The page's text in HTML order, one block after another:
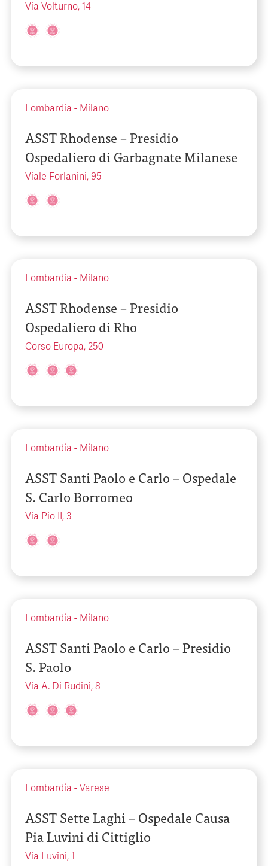
Via Volturno, 14
Lombardia - Milano
ASST Rhodense – Presidio
Ospedaliero di Garbagnate Milanese
Viale Forlanini, 95
Lombardia - Milano
ASST Rhodense – Presidio
Ospedaliero di Rho
Corso Europa, 250
Lombardia - Milano
ASST Santi Paolo e Carlo – Ospedale
S. Carlo Borromeo
Via Pio II, 3
Lombardia - Milano
ASST Santi Paolo e Carlo – Presidio
S. Paolo
Via A. Di Rudinì, 8
Lombardia - Varese
ASST Sette Laghi – Ospedale Causa
Pia Luvini di Cittiglio
Via Luvini, 1